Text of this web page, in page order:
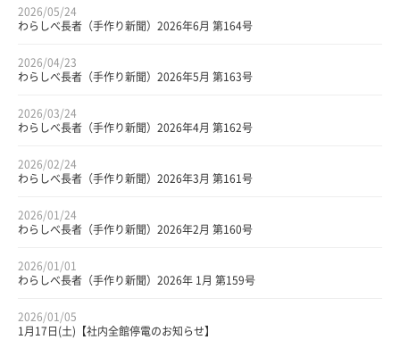
2026/05/24
わらしべ長者（手作り新聞）2026年6月 第164号
2026/04/23
わらしべ長者（手作り新聞）2026年5月 第163号
2026/03/24
わらしべ長者（手作り新聞）2026年4月 第162号
2026/02/24
わらしべ長者（手作り新聞）2026年3月 第161号
2026/01/24
わらしべ長者（手作り新聞）2026年2月 第160号
2026/01/01
わらしべ長者（手作り新聞）2026年 1月 第159号
2026/01/05
1月17日(土)【社内全館停電のお知らせ】